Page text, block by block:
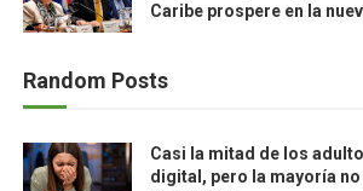
Caribe prospere en la
Random Posts
Casi la mitad de los
digital, pero la mayoría